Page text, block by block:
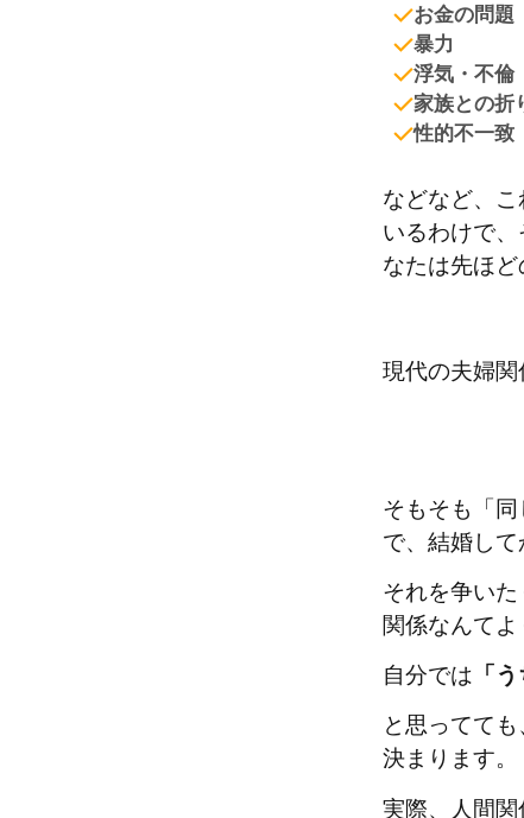
お金の問題
暴力
浮気・不倫
家族との折
性的不一致
などなど、
いるわけで
なたは先ほ
現代の夫婦関
そもそも「
で、結婚して
それを争い
関係なんてよ
自分では 「
と思ってて
決まります。
実際、人間